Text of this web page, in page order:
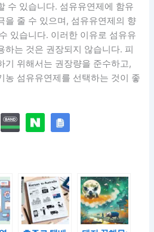
수 있습니다. 섬유유연제에 함유
을 줄 수 있으며, 섬유유연제의 향
있습니다. 이러한 이유로 섬유유
하는 것은 권장되지 않습니다. 피
기 위해서는 권장량을 준수하고,
농 섬유유연제를 선택하는 것이 좋